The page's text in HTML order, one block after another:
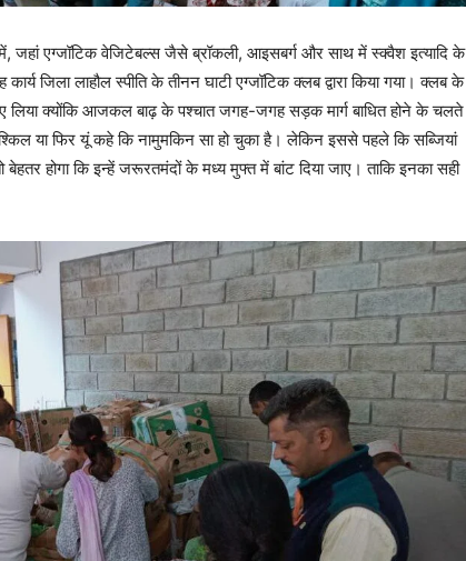
एग्जॉटिक वेजिटेबल्स जैसे ब्रॉकली, आइसबर्ग और साथ में स्क्वैश इत्यादि के
जिला लाहौल स्पीति के तीनन घाटी एग्जॉटिक क्लब द्वारा किया गया। क्लब के
लिया क्योंकि आजकल बाढ़ के पश्चात जगह-जगह सड़क मार्ग बाधित होने के चलते
या फिर यूं कहे कि नामुमकिन सा हो चुका है। लेकिन इससे पहले कि सब्जियां
होगा कि इन्हें जरूरतमंदों के मध्य मुफ्त में बांट दिया जाए। ताकि इनका सही